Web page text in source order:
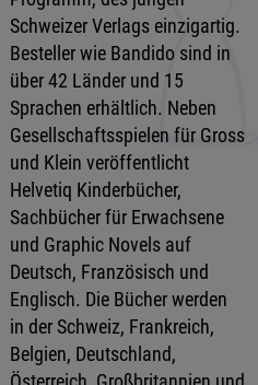
Schweizer Verlags einzigartig.
Besteller wie Bandido sind in
über 42 Länder und 15
Sprachen erhältlich. Neben
Gesellschaftsspielen für Gross
und Klein veröffentlicht
Helvetiq Kinderbücher,
Sachbücher für Erwachsene
und Graphic Novels auf
Deutsch, Französisch und
Englisch. Die Bücher werden
in der Schweiz, Frankreich,
Belgien, Deutschland,